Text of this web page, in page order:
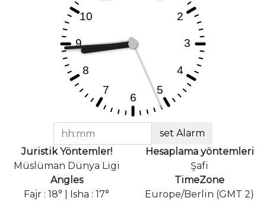
set Alarm
Juristik Yöntemler!
Müslüman Dünya Ligi
Hesaplama yöntemleri
Şafi
Angles
Fajr : 18° | Isha : 17°
TimeZone
Europe/Berlin (GMT 2)